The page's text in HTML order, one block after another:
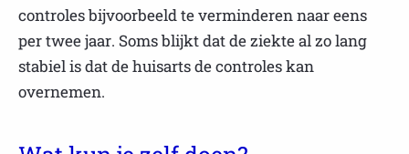
controles bijvoorbeeld te verminderen naar eens
per twee jaar. Soms blijkt dat de ziekte al zo lang
stabiel is dat de huisarts de controles kan
overnemen.